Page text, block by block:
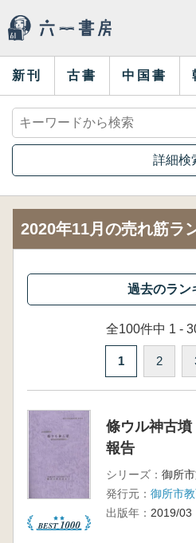
新刊 古書 中国書
詳細検
2020年11月の売れ筋ラ
全100件中 1 -
1 2
條ウル神古
報告
シリーズ： 御所
発行元： 御所市
出版年： 2019/03